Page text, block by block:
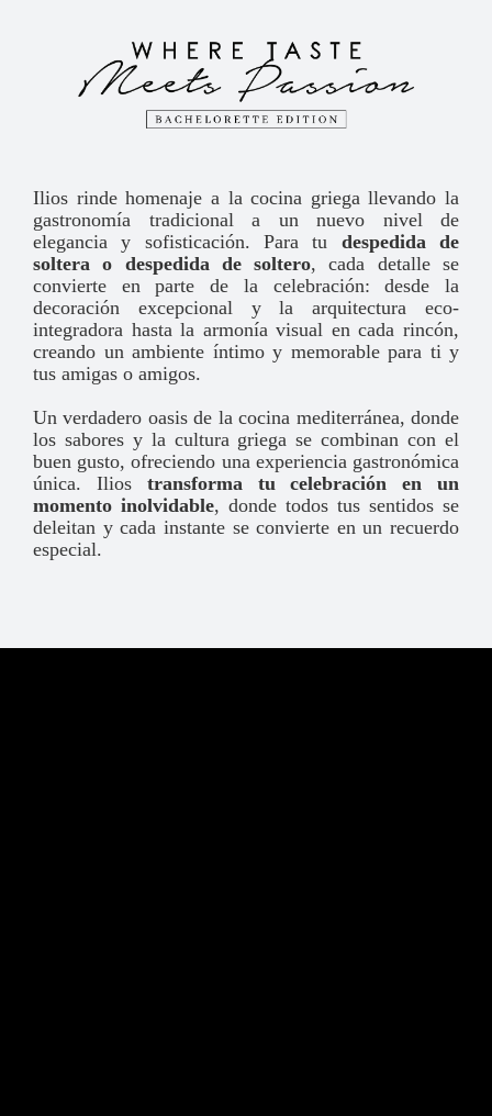
Ilios rinde homenaje a la cocina griega llevando la
gastronomía tradicional a un nuevo nivel de
elegancia y sofisticación. Para tu despedida de
soltera o despedida de soltero, cada detalle se
convierte en parte de la celebración: desde la
decoración excepcional y la arquitectura eco-
integradora hasta la armonía visual en cada rincón,
creando un ambiente íntimo y memorable para ti y
tus amigas o amigos.
Un verdadero oasis de la cocina mediterránea, donde
los sabores y la cultura griega se combinan con el
buen gusto, ofreciendo una experiencia gastronómica
única. Ilios transforma tu celebración en un
momento inolvidable, donde todos tus sentidos se
deleitan y cada instante se convierte en un recuerdo
especial.